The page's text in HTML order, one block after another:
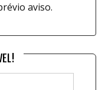
aviso.